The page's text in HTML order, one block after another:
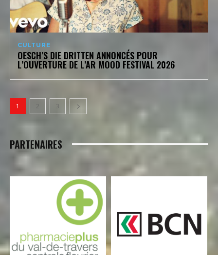
CULTURE
OESCH’S DIE DRITTEN ANNONCÉS POUR
L’OUVERTURE DE L’AR MOOD FESTIVAL 2026
1 2 3
PARTENAIRES